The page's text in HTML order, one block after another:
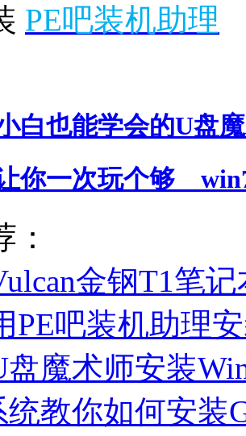
PE吧装机助理
白也能学会的U盘
你一次玩个够
金钢T1笔
PE吧装机助理
盘魔术师安装
教你如何安装